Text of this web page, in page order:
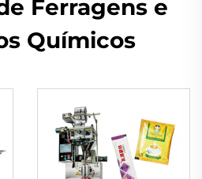
Ferragens e
Químicos